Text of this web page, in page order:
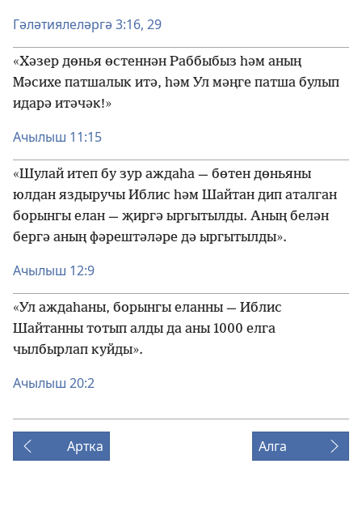
Гәләтиялеләргә 3:16, 29
«Хәзер дөнья өстеннән Раббыбыз һәм аның
Мәсихе патшалык итә, һәм Ул мәңге патша булып
идарә итәчәк!»
Ачылыш 11:15
«Шулай итеп бу зур аждаһа — бөтен дөньяны
юлдан яздыручы Иблис һәм Шайтан дип аталган
борынгы елан — җиргә ыргытылды. Аның белән
бергә аның фәрештәләре дә ыргытылды».
Ачылыш 12:9
«Ул аждаһаны, борынгы еланны — Иблис
Шайтанны тотып алды да аны 1000 елга
чылбырлап куйды».
Ачылыш 20:2
Артка Алга